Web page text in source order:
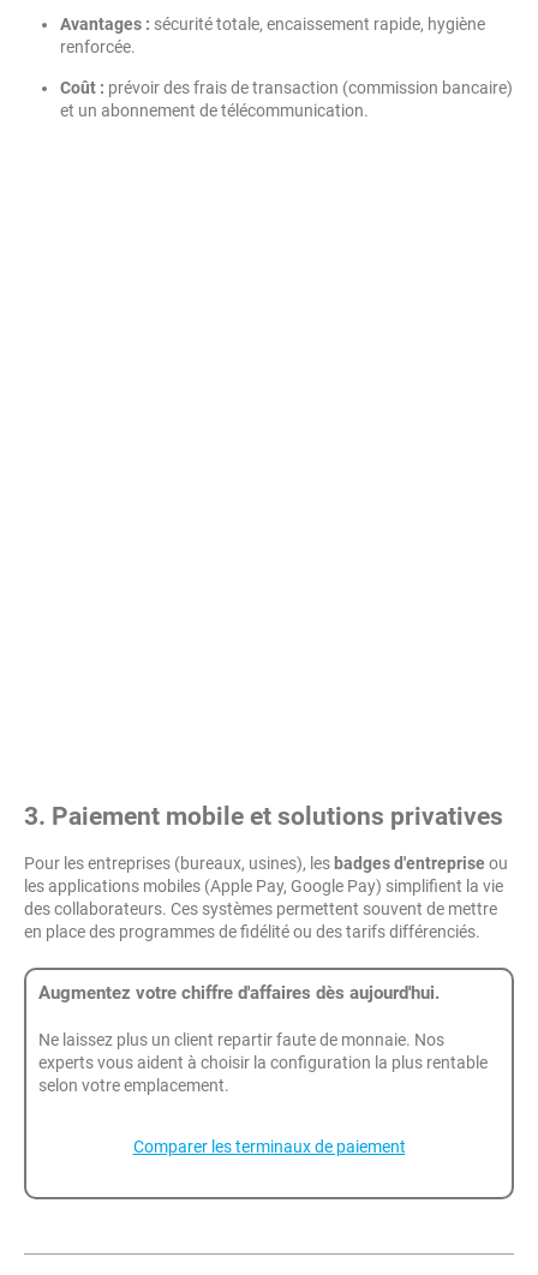
Avantages : sécurité totale, encaissement rapide, hygiène
renforcée.
Coût : prévoir des frais de transaction (commission bancaire)
et un abonnement de télécommunication.
3. Paiement mobile et solutions privatives
Pour les entreprises (bureaux, usines), les badges d'entrepriseou
les applications mobiles (Apple Pay, Google Pay) simplifient la vie
des collaborateurs. Ces systèmes permettent souvent de mettre
en place des programmes de fidélité ou des tarifs différenciés.
Augmentez votre chiffre d'affaires dès aujourd'hui.
Ne laissez plus un client repartir faute de monnaie. Nos
experts vous aident à choisir la configuration la plus rentable
selon votre emplacement.
Comparer les terminaux de paiement